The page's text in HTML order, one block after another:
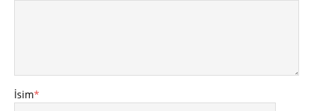
İsim*